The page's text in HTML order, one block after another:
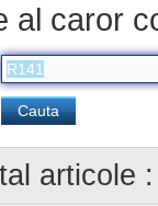
al caror
articole